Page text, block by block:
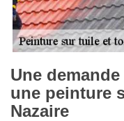
Une
une peinture
Nazaire